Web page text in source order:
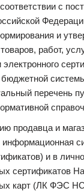
с
и
работ,
перечень
продавца и
информационная
и в
сертификатов
карт (ЛК ФЭС